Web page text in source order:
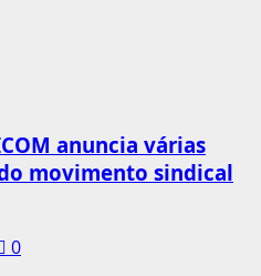
anuncia várias
movimento sindical
0